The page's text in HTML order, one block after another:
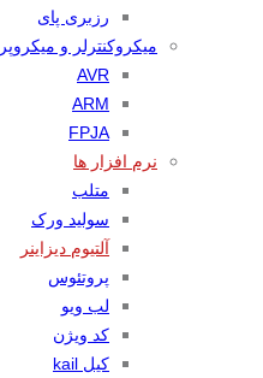
رزبری پای
میکروکنترلر و
AVR
ARM
FPJA
نرم افزار ها
متلب
سولید ورک
آلتیوم دیزاینر
پروتئوس
لب ویو
کد ویژن
کیل kail